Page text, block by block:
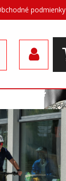
podmienky